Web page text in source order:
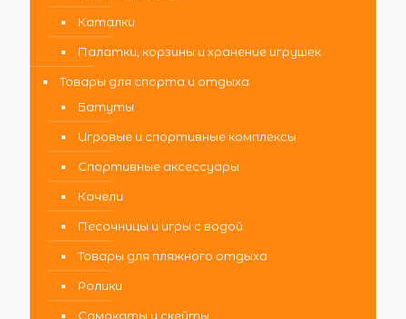
Каталки
Палатки, корзины и хранение игрушек
Товары для спорта и отдыха
Батуты
Игровые и спортивные комплексы
Спортивные аксессуары
Качели
Песочницы и игры с водой
Товары для пляжного отдыха
Ролики
Самокаты и скейты